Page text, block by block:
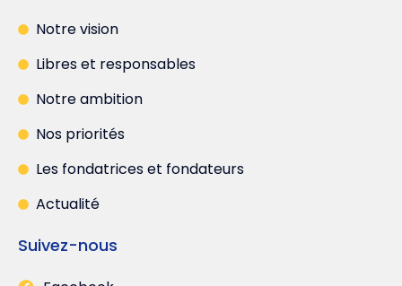
Notre vision
Libres et responsables
Notre ambition
Nos priorités
Les fondatrices et fondateurs
Actualité
Suivez-nous